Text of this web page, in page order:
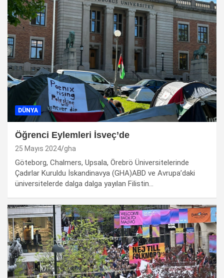
DÜNYA
Öğrenci Eylemleri İsveç’de
25 Mayıs 2024 gha
Göteborg, Chalmers, Upsala, Örebrö Üniversitelerinde
Çadırlar Kuruldu İskandinavya (GHA)ABD ve Avrupa’daki
üniversitelerde dalga dalga yayılan Filistin…